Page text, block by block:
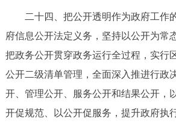
二十四
把公开透明作为政府工作
府信息公开法定义务，坚持以公开为常
把政务公开贯穿政务运行全过程，实行
公开二级清单管理，全面深入推进行政
开、管理公开、服务公开和结果公开，
开促规范、以公开促服务，提升政府执